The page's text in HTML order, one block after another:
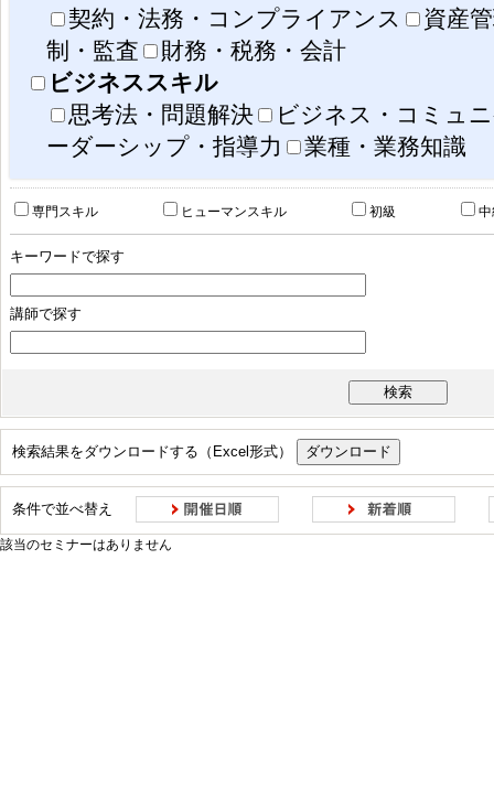
契約・法務・コンプライアンス
資産
制・監査
財務・税務・会計
ビジネススキル
思考法・問題解決
ビジネス・コミュ
ーダーシップ・指導力
業種・業務知識
事業戦略策定・事業戦略評価
IS戦略策定・IS戦略評価・IS企画・IS企画評価
IS戦略実行マネジメント・プロジェクトマネジメント
IS活用
IS運用
共通業務（契約
人材育成、資産
社会の変化 顧客価値の変化 競争環境の変化
社会におけるデータ
AI
顧客・ユーザーへの共感 常識にとらわれない発想 反復的なアプロ
変化への適応 コラボレーション 柔軟な意思決定 事実に基づく判
専門スキル ヒューマンスキル 初級
キーワードで探す
講師で探す
検索結果をダウンロードする（Excel形式）
条件で並べ替え
該当のセミナーはありません